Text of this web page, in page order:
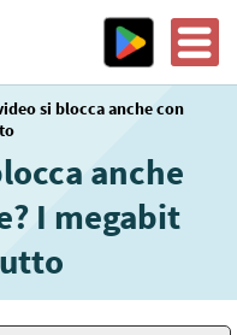
si blocca anche con
anche
I megabit